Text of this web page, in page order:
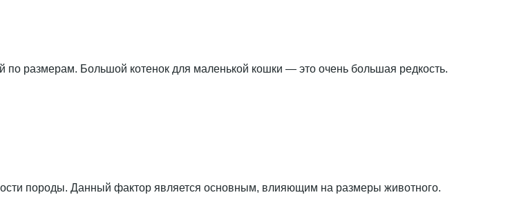
по размерам. Большой котенок для маленькой кошки — это очень большая редкость.
породы. Данный фактор является основным, влияющим на размеры животного.